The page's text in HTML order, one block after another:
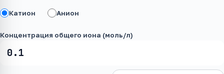
Катион Анион
Концентрация общего иона (моль/л)